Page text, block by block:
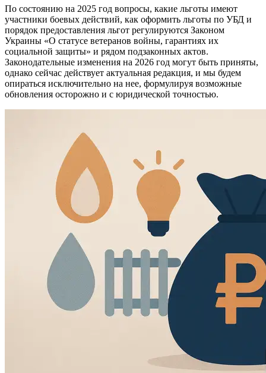
По состоянию на 2025 год вопросы, какие льготы имеют
участники боевых действий, как оформить льготы по УБД и
порядок предоставления льгот регулируются Законом
Украины «О статусе ветеранов войны, гарантиях их
социальной защиты» и рядом подзаконных актов.
Законодательные изменения на 2026 год могут быть приняты,
однако сейчас действует актуальная редакция, и мы будем
опираться исключительно на нее, формулируя возможные
обновления осторожно и с юридической точностью.